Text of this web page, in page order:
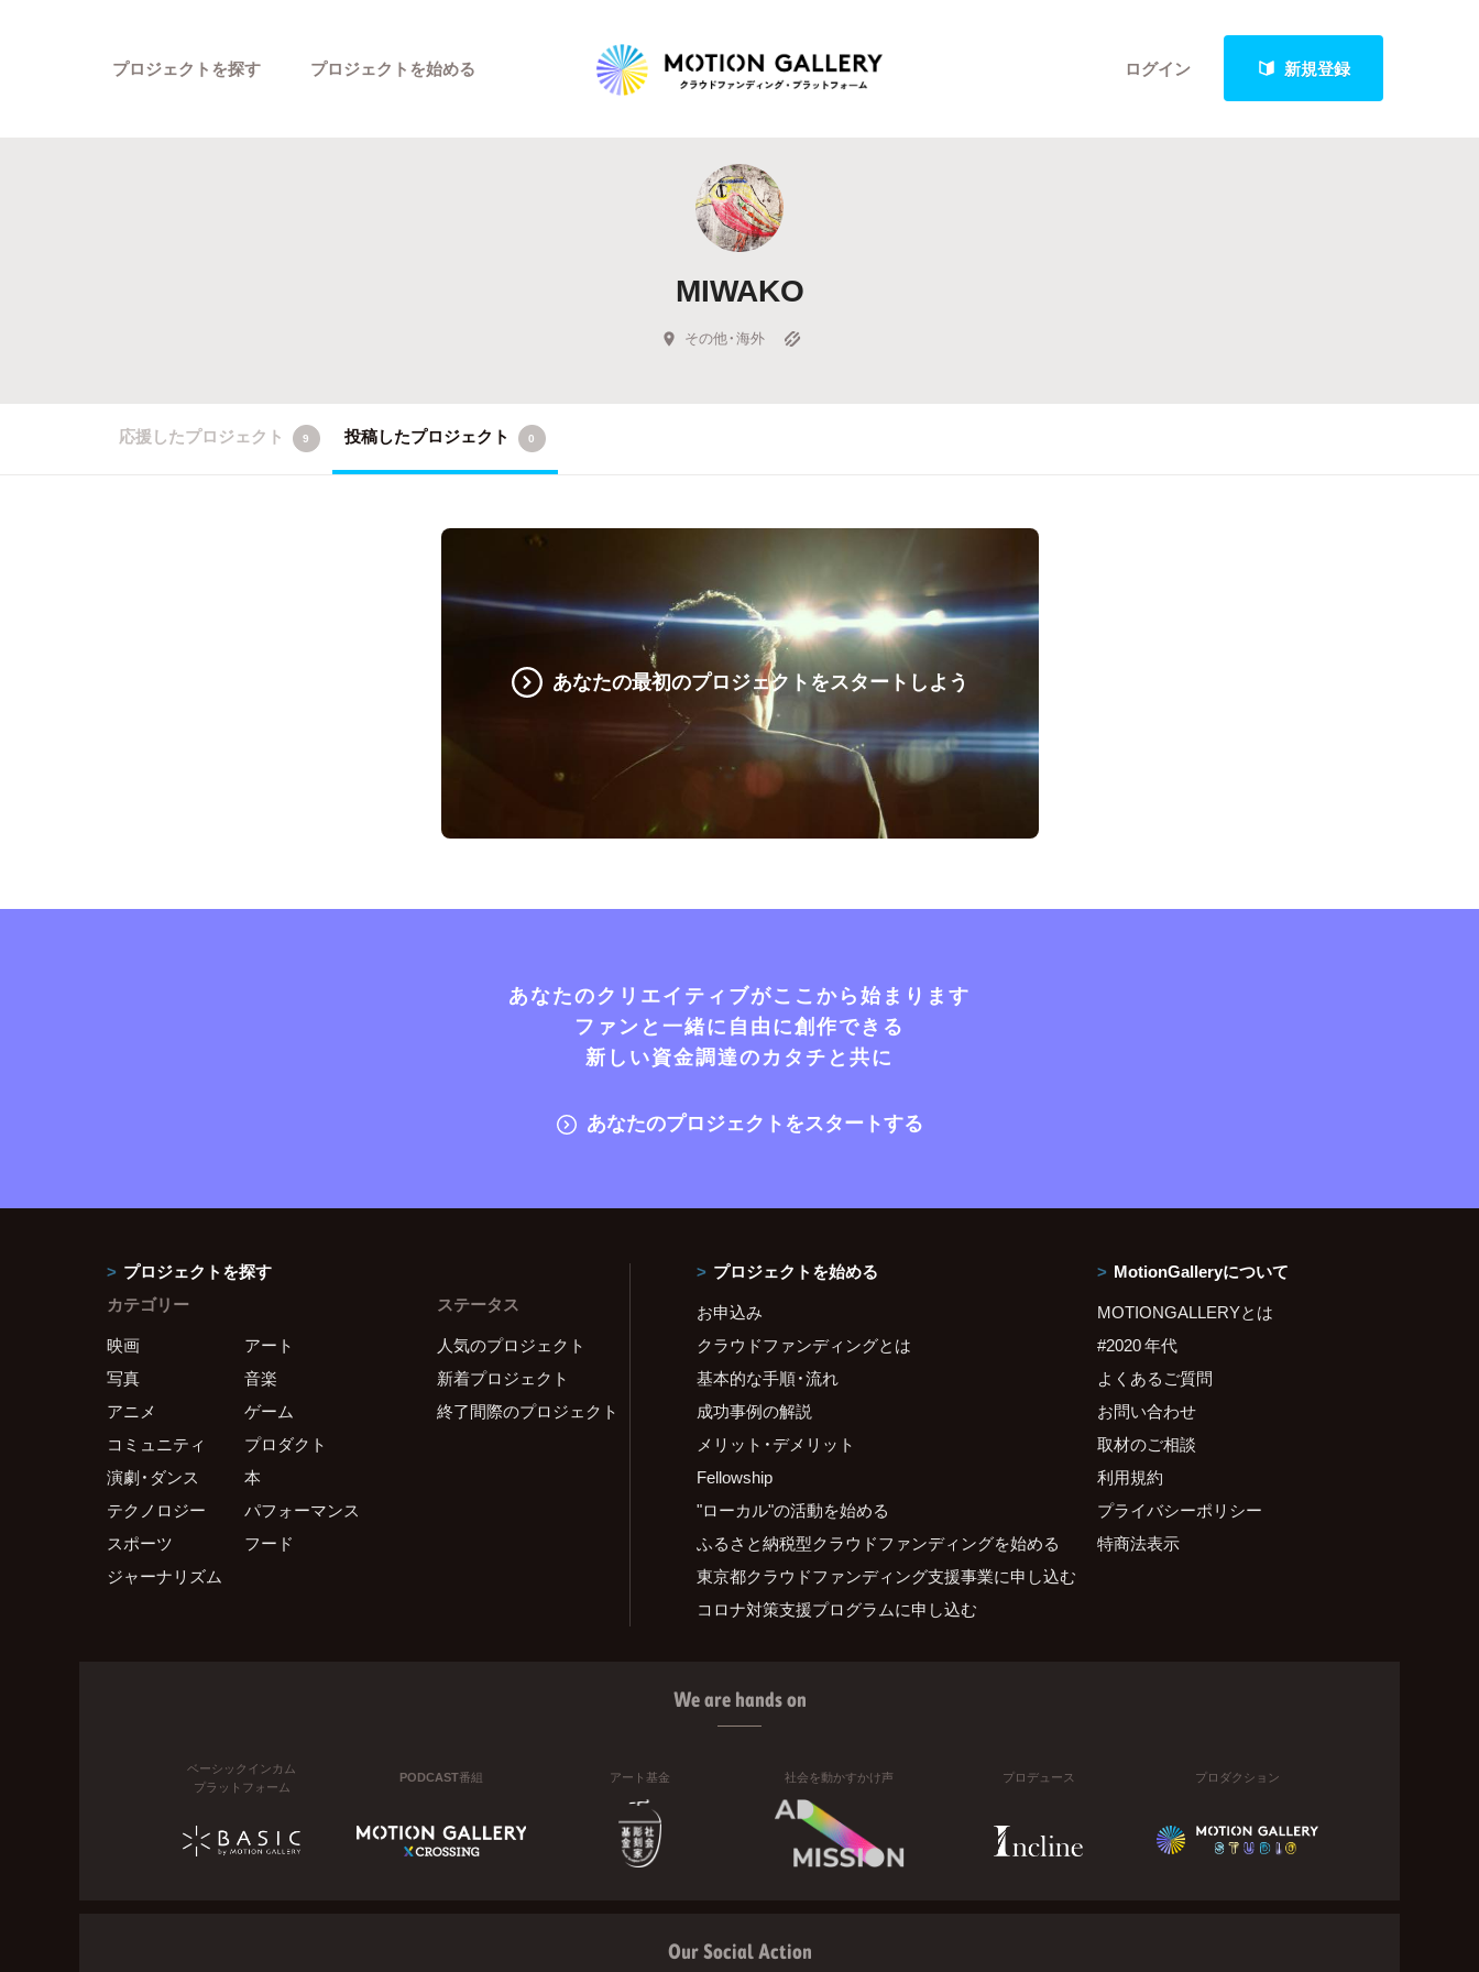
ログイン 新規登録
プロジェクトを探す
Highlight
新着プロジェクト
Feature
キュレーターから探す
プロジェクトを始める
MIWAKO
その他・海外
応援したプロジェクト 9 投稿したプロジェクト 0
あなたの最初のプロジェクトをスタートしよう
あなたのクリエイティブがここから始まります
ファンと一緒に自由に創作できる
新しい資金調達のカタチと共に
あなたのプロジェクトをスタートする
プロジェクトを探す
カテゴリー
映画
アート
写真
音楽
アニメ
ゲーム
コミュニティ
プロダクト
演劇・ダンス
本
テクノロジー
パフォーマンス
スポーツ
フード
ジャーナリズム
ステータス
人気のプロジェクト
新着プロジェクト
終了間際のプロジェクト
プロジェクトを始める
お申込み
クラウドファンディングとは
基本的な手順・流れ
成功事例の解説
メリット・デメリット
Fellowship
"ローカル"の活動を始める
ふるさと納税型クラウドファンディングを始める
東京都クラウドファンディング支援事業に申し込む
コロナ対策支援プログラムに申し込む
MotionGalleryについて
MOTIONGALLERYとは
#2020 年代
よくあるご質問
お問い合わせ
取材のご相談
利用規約
プライバシーポリシー
特商法表示
We are hands on
ベーシックインカム
プラットフォーム
PODCAST番組 アート基金 社会を動かすかけ声 プロデュース プロダクション
Our Social Action